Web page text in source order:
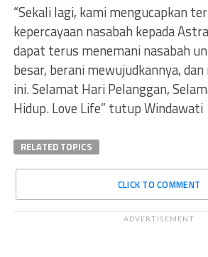
“Sekali lagi, kami mengucapkan
kepercayaan nasabah kepada
dapat terus menemani nasabah
besar, berani mewujudkannya,
ini. Selamat Hari Pelanggan,
Hidup. Love Life” tutup Windawati
RELATED TOPICS
CLICK TO COMMENT
ADVERTISEMENT